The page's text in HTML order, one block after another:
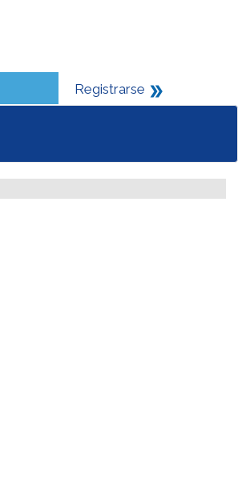
Registrarse